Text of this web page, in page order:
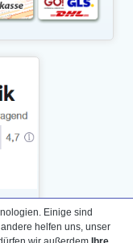
Einige sind
helfen uns, unser